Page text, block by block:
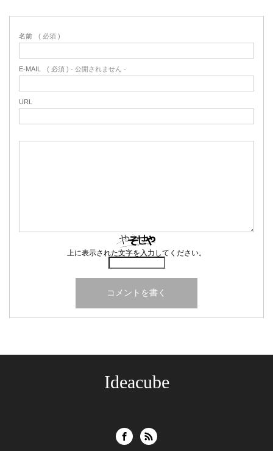
名前 ( 必須 )
E-MAIL ( 必須 ) - 公開されません -
URL
上に表示された文字を入力してください。
Ideacube